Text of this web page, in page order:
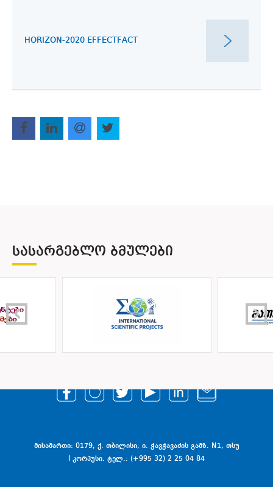
HORIZON-2020 EFFECTFACT
ᲡᲐᲡᲐᲠᲒᲔᲑᲚᲝ ᲑᲛᲣᲚᲔᲑᲘ
მისამართი: 0179, ქ. თბილისი, ი. ჭავჭავაძის გამზ. N1, თსუ
I კორპუსი. ტელ.: (+995 32) 2 25 04 84